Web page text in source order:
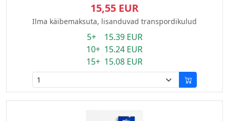
15,55 EUR
Ilma käibemaksuta, lisanduvad transpordikulud
5+ 15.39 EUR
10+ 15.24 EUR
15+ 15.08 EUR